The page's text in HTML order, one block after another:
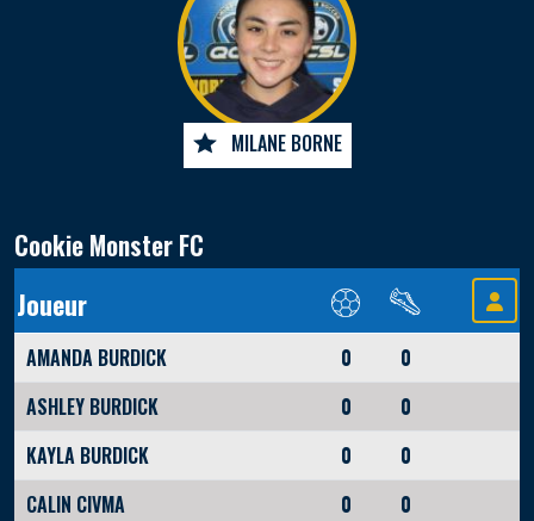
MILANE BORNE
Cookie Monster FC
Joueur
AMANDA BURDICK 0
0
ASHLEY BURDICK
0
0
KAYLA BURDICK
0
0
CALIN CIVMA
0
0